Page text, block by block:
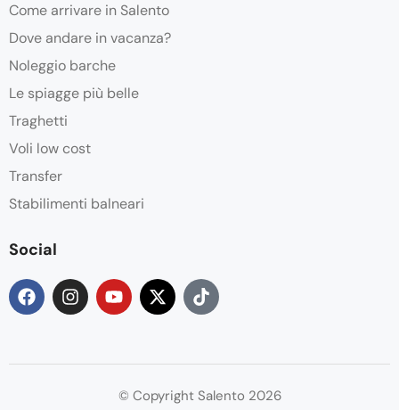
Come arrivare in Salento
Dove andare in vacanza?
Noleggio barche
Le spiagge più belle
Traghetti
Voli low cost
Transfer
Stabilimenti balneari
Social
© Copyright Salento 2026